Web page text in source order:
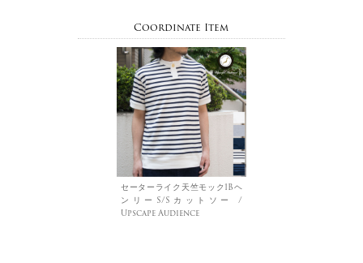
Coordinate Item
セーターライク天竺モック1Bヘ
ンリーS/Sカットソー /
Upscape Audience